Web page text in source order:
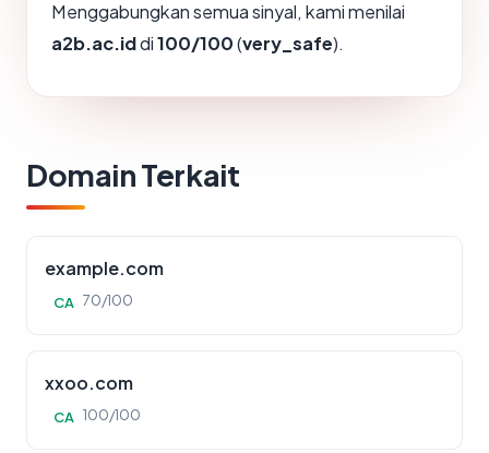
Menggabungkan semua sinyal, kami menilai
a2b.ac.iddi100/100(very_safe).
Domain Terkait
example.com
CA 70/100
xxoo.com
CA 100/100